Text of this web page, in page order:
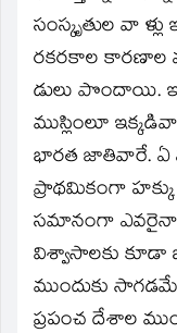
సంస్కృతుల వా
రకరకాల కారణాల
డులు పొందాయి.
ముస్లింలూ
భారత జాతివారే.
ప్రాథమికంగా హక్కు
సమానంగా ఎవరైనా
విశ్వాసాలకు
ముందుకు
ప్రపంచ దేశాల